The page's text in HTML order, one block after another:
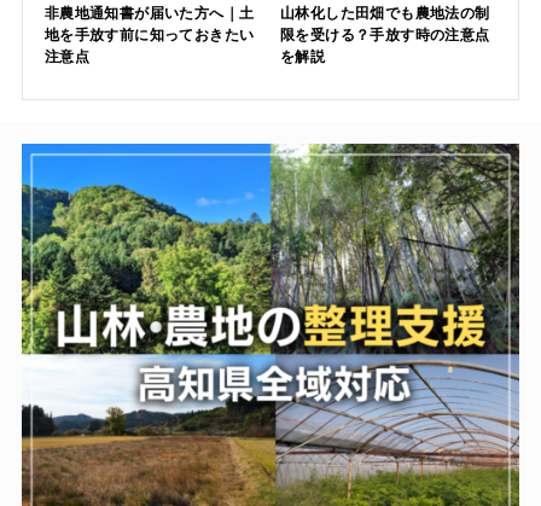
非農地通知書が届いた方へ｜土
地を手放す前に知っておきたい
注意点
山林化した田畑でも農地法の制
限を受ける？手放す時の注意点
を解説